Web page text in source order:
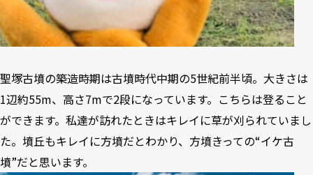
聖塚古墳の築造時期は古墳時代中期の5世紀前半頃。大きさは
1辺約55m、高さ7mで2段になっています。こちらは登ること
ができます。私達が訪れたときはキレイに草が刈られていまし
た。墳丘もキレイに方墳だとわかり、方墳きっての“イケ古
墳”だと思います。